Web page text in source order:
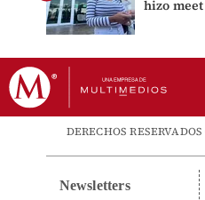
hizo
DERECHOS
Newsletters